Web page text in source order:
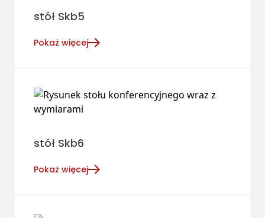
stół Skb5
Pokaż więcej
stół Skb6
Pokaż więcej